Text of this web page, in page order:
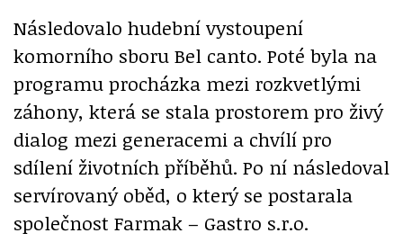
Následovalo hudební vystoupení
komorního sboru Bel canto. Poté byla na
programu procházka mezi rozkvetlými
záhony, která se stala prostorem pro živý
dialog mezi generacemi a chvílí pro
sdílení životních příběhů. Po ní následoval
servírovaný oběd, o který se postarala
společnost Farmak – Gastro s.r.o.